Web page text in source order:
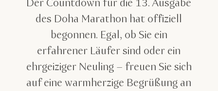
Der Countdown für die 13. Ausgabe
des Doha Marathon hat offiziell
begonnen. Egal, ob Sie ein
erfahrener Läufer sind oder ein
ehrgeiziger Neuling – freuen Sie sich
auf eine warmherzige Begrüßung an